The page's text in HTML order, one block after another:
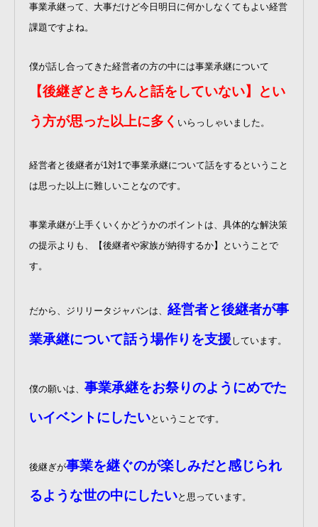
事業承継って、大事だけど今日明日に何かしなくてもよい経営
課題ですよね。
僕が話し合ってきた経営者の方の中には事業承継について
【後継ぎときちんと話をしていない】とい
う方が思った以上に多く いらっしゃいました。
経営者と後継者が1対1で事業承継について話をするということ
は思った以上に難しいことなのです。
事業承継が上手くいくかどうかのポイントは、具体的な解決策
の提示よりも、【後継者や家族が納得するか】ということで
す。
だから、ジリリータジャパンは、 経営者と後継者が事
業承継について話う場作りを支援 しています。
僕の願いは、 事業承継をお祭りのようにめでた
いイベントにしたいということです。
後継ぎが事業を継ぐのが楽しみだと感じられ
るような世の中にしたいと思っています。